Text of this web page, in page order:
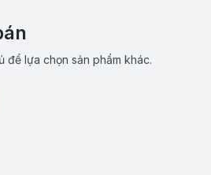
để lựa chọn sản phẩm khác.